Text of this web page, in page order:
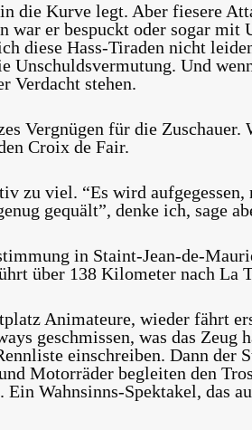
die Kurve legt. Aber fiesere
war er bespuckt oder sogar
diese Hass-Tiraden nicht
Unschuldsvermutung. Und
Verdacht stehen.
Vergnügen für die
Croix de Fair.
zu viel. “Es wird aufgegessen,
gequält”, denke ich, sage
in Staint-Jean-de-
über 138 Kilometer nach La
Animateure, wieder fährt
geschmissen, was das
einschreiben. Dann der
Motorräder begleiten den
Wahnsinns-Spektakel, das